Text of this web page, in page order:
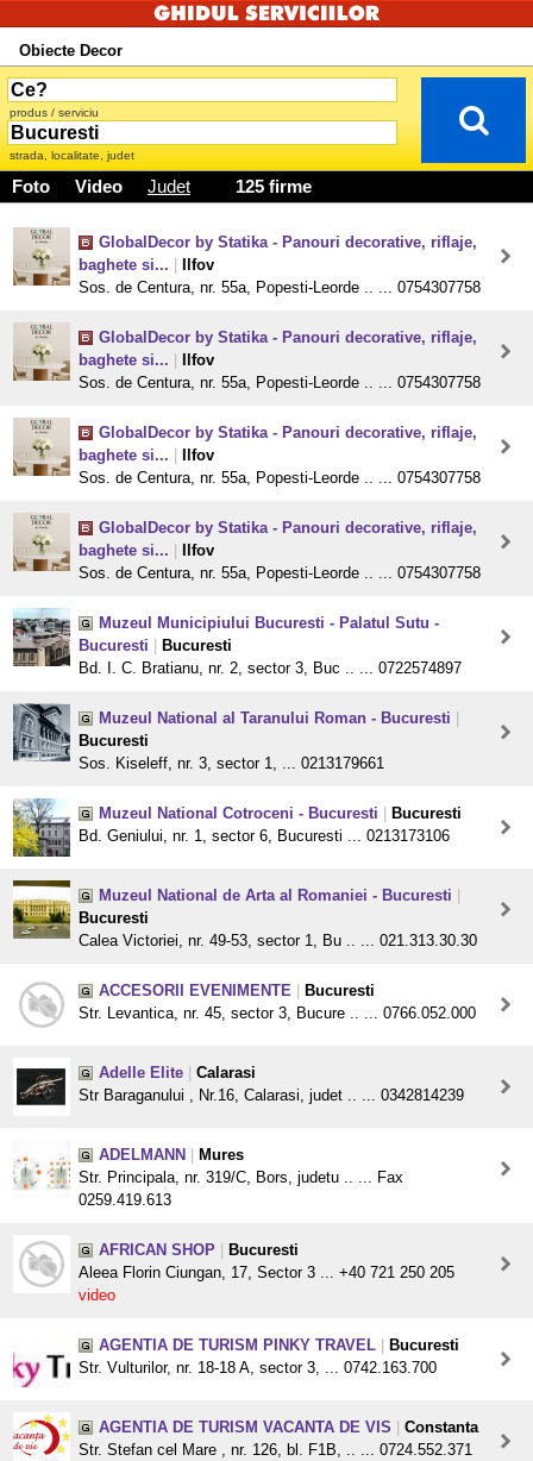
Obiecte Decor
produs / serviciu
strada, localitate, judet
Foto Video Judet 125 firme
GlobalDecor by Statika - Panouri decorative, riflaje,
baghete si...
Ilfov
Sos. de Centura, nr. 55a, Popesti-Leorde .. ... 0754307758
GlobalDecor by Statika - Panouri decorative, riflaje,
baghete si...
Ilfov
Sos. de Centura, nr. 55a, Popesti-Leorde .. ... 0754307758
GlobalDecor by Statika - Panouri decorative, riflaje,
baghete si...
Ilfov
Sos. de Centura, nr. 55a, Popesti-Leorde .. ... 0754307758
GlobalDecor by Statika - Panouri decorative, riflaje,
baghete si...
Ilfov
Sos. de Centura, nr. 55a, Popesti-Leorde .. ... 0754307758
Muzeul Municipiului Bucuresti - Palatul Sutu -
Bucuresti
Bucuresti
Bd. I. C. Bratianu, nr. 2, sector 3, Buc .. ... 0722574897
Muzeul National al Taranului Roman - Bucuresti
Bucuresti
Sos. Kiseleff, nr. 3, sector 1, ... 0213179661
Muzeul National Cotroceni - Bucuresti
Bucuresti
Bd. Geniului, nr. 1, sector 6, Bucuresti ... 0213173106
Muzeul National de Arta al Romaniei - Bucuresti
Bucuresti
Calea Victoriei, nr. 49-53, sector 1, Bu .. ... 021.313.30.30
ACCESORII EVENIMENTE
Bucuresti
Str. Levantica, nr. 45, sector 3, Bucure .. ... 0766.052.000
Adelle Elite
Calarasi
Str Baraganului , Nr.16, Calarasi, judet .. ... 0342814239
ADELMANN
Mures
Str. Principala, nr. 319/C, Bors, judetu .. ... Fax
0259.419.613
AFRICAN SHOP
Bucuresti
Aleea Florin Ciungan, 17, Sector 3 ... +40 721 250 205
video
AGENTIA DE TURISM PINKY TRAVEL
Bucuresti
Str. Vulturilor, nr. 18-18 A, sector 3, ... 0742.163.700
AGENTIA DE TURISM VACANTA DE VIS
Constanta
Str. Stefan cel Mare , nr. 126, bl. F1B, .. ... 0724.552.371